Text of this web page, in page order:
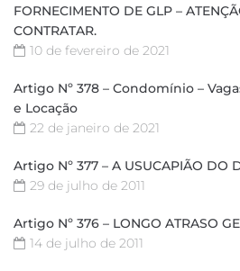
FORNECIMENTO DE GLP –
CONTRATAR.
10 de fevereiro de 2021
Artigo Nº 378 – Condomínio –
e Locação
22 de janeiro de 2021
Artigo Nº 377 – A USUCAPIÃO DO
29 de julho de 2011
Artigo Nº 376 – LONGO ATRASO
14 de julho de 2011